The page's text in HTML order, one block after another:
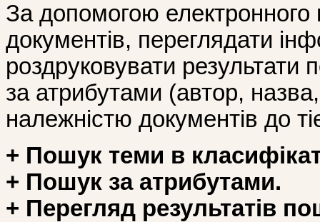
За допомогою
документів, переглядати
роздруковувати
за атрибутами (автор, назва,
належністю документів до
+ Пошук теми в
+ Пошук за атрибутами.
+ Перегляд результатів